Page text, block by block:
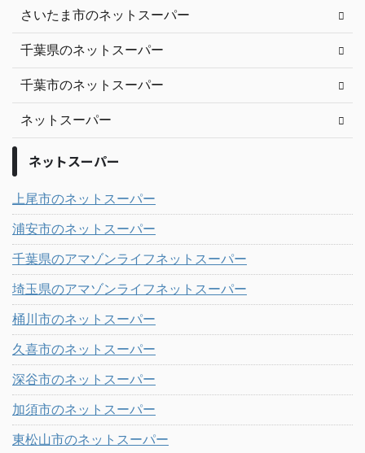
さいたま市のネットスーパー
千葉県のネットスーパー
千葉市のネットスーパー
ネットスーパー
ネットスーパー
上尾市のネットスーパー
浦安市のネットスーパー
千葉県のアマゾンライフネットスーパー
埼玉県のアマゾンライフネットスーパー
桶川市のネットスーパー
久喜市のネットスーパー
深谷市のネットスーパー
加須市のネットスーパー
東松山市のネットスーパー